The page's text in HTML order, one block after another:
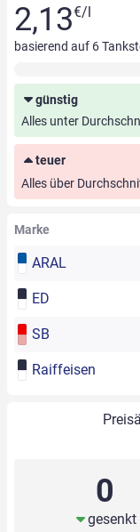
2,13€/l
basierend auf 6
günstig
Alles unter
teuer
Alles über
Marke
ARAL
ED
SB
Raiffeisen
0
gesenkt